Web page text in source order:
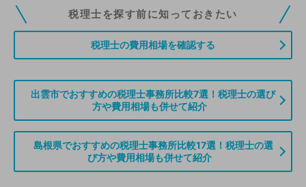
税理士ドットコムの無料会員にご登録いただくと、貴事務所の情報を編集し
ていただくことができます。また、税理士をお探しの方との接点をご提供す
無料登録のご案内はこちら
税理士を探す前に知っておきたい
税理士の費用相場を確認する
出雲市でおすすめの税理士事務所比較7選！税理士の選び
方や費用相場も併せて紹介
島根県でおすすめの税理士事務所比較17選！税理士の選
び方や費用相場も併せて紹介